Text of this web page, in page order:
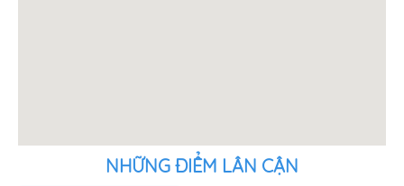
NHỮNG ĐIỂM LÂN CẬN